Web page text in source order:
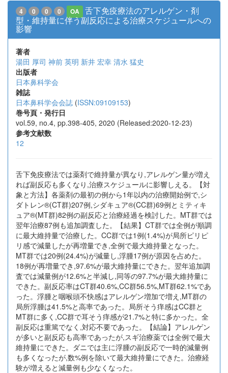
4 0 0 0 OA
舌下免疫療法のアレルゲン・剤
型・維持量に伴う副反応による治療スケジュールへの
影響
著者
湯田 厚司 神前 英明 新井 宏幸 清水 猛史
出版者
日本鼻科学会
雑誌
日本鼻科学会会誌 (ISSN:09109153)
巻号頁・発行日
vol.59, no.4, pp.398-405, 2020 (Released:2020-12-23)
参考文献数
12
舌下免疫療法では薬剤で維持量が異なり,アレルゲン量が増え
れば副反応も多くなり,治療スケジュールに影響しえる。【対
象と方法】各薬剤の最初の例から1年以内の治療開始例で,シ
ダトレン®(CT群)207例,シダキュア®(CC群)69例とミティキ
ュア®(MT群)82例の副反応と治療経過を検討した。MT群では
翌年治療87例も追加調査した。【結果】CT群では全例が順調
に最大維持量で治療した。CC群では1例(1.4%)が局所ピリピ
リ感で減量したが再増量でき,全例で最大維持量となった。
MT群では20例(24.4%)が減量し,浮腫17例が原因を占めた。
18例が再増量でき,97.6%が最大維持量にできた。翌年追加調
査では減量例が12.6%と半減し,同等の97.7%が最大維持量に
できた。副反応率はCT群40.6%,CC群56.5%,MT群62.1%であ
った。浮腫と咽喉頭不快感はアレルゲン増加で増え,MT群の
局所浮腫は41.5%と高率であった。局所そう痒感はCC群と
MT群に多く,CC群で耳そう痒感が21.7%と特に多かった。全
副反応は重篤でなく,対応不要であった。【結論】アレルゲン
が多いと副反応も高率であったが,スギ治療薬では全例で最大
維持量にできた。ダニでは主に浮腫の副反応で一時的減量例
も多くなったが,数%例を除いて最大維持量にできた。治療経
験が増えると減量例も少なくなった。